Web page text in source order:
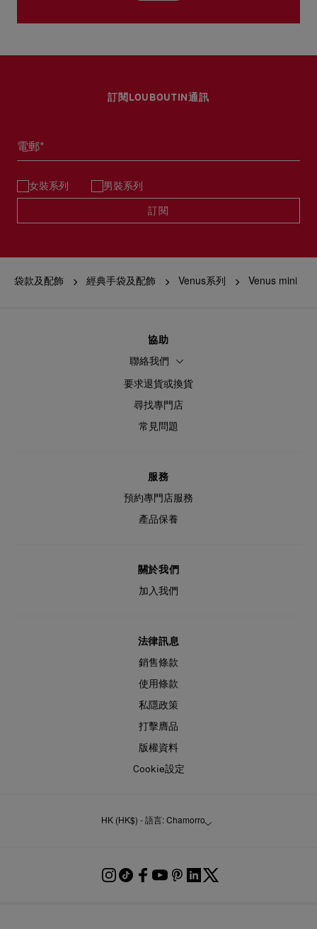
訂閱LOUBOUTIN通訊
電郵*
女裝系列 男裝系列
訂閱
袋款及配飾 經典手袋及配飾 Venus系列 Venus mini
協助
聯絡我們
要求退貨或換貨
尋找專門店
常見問題
服務
預約專門店服務
產品保養
關於我們
加入我們
法律訊息
銷售條款
使用條款
私隱政策
打擊膺品
版權資料
Cookie設定
HK (HK$) - 語言: Chamorro